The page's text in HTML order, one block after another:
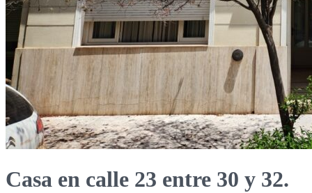
Casa en calle 23 entre 30 y 32.